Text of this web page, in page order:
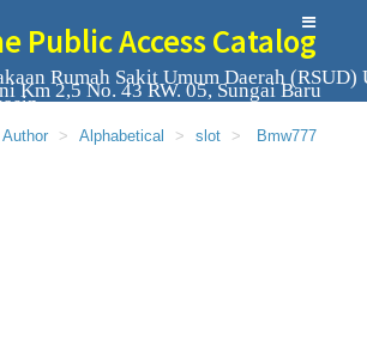
Public Access Catalog
Rumah Sakit Umum Daerah (RSUD)
Km 2,5 No. 43 RW. 05, Sungai Baru
Author Alphabetical slot Bmw777